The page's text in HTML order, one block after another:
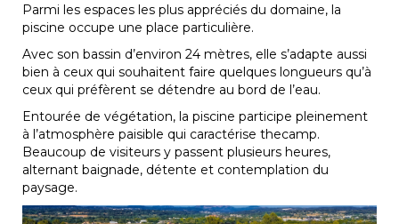
Parmi les espaces les plus appréciés du domaine, la
piscine occupe une place particulière.
Avec son bassin d’environ 24 mètres, elle s’adapte aussi
bien à ceux qui souhaitent faire quelques longueurs qu’à
ceux qui préfèrent se détendre au bord de l’eau.
Entourée de végétation, la piscine participe pleinement
à l’atmosphère paisible qui caractérise thecamp.
Beaucoup de visiteurs y passent plusieurs heures,
alternant baignade, détente et contemplation du
paysage.